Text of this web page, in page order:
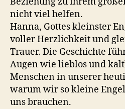
nicht viel helfen.
Hanna, Gottes kleinster
voller Herzlichkeit und
Trauer. Die Geschichte
Augen wie lieblos und
Menschen in unserer
warum wir so kleine
uns brauchen.